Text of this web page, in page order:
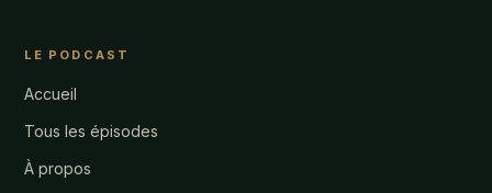
LE PODCAST
Accueil
Tous les épisodes
À propos